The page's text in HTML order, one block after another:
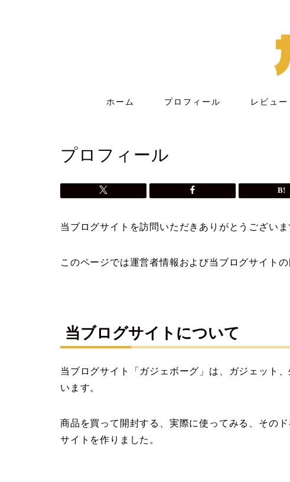
ホーム プロフィール レビュー
プロフィール
当ブログサイトを訪問いただきありがとうございま
このページでは運営者情報および当ブログサイトの
当ブログサイトについて
当ブログサイト「ガジェボーグ」は、ガジェット
います。
商品を買って開封する、実際に使ってみる、その
サイトを作りました。